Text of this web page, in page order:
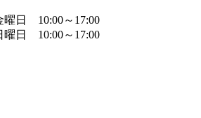
曜日 10:00～17:00
曜日 10:00～17:00